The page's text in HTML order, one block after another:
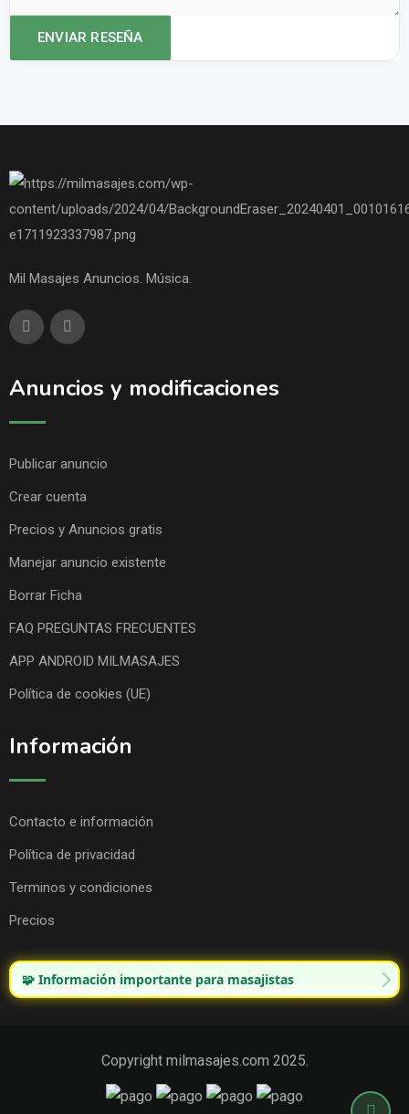
Mil Masajes Anuncios. Música.
Anuncios y modificaciones
Publicar anuncio
Crear cuenta
Precios y Anuncios gratis
Manejar anuncio existente
Borrar Ficha
FAQ PREGUNTAS FRECUENTES
APP ANDROID MILMASAJES
Política de cookies (UE)
Información
Contacto e información
Política de privacidad
Terminos y condiciones
Precios
🧩 Información importante para masajistas
Copyright milmasajes.com 2025.